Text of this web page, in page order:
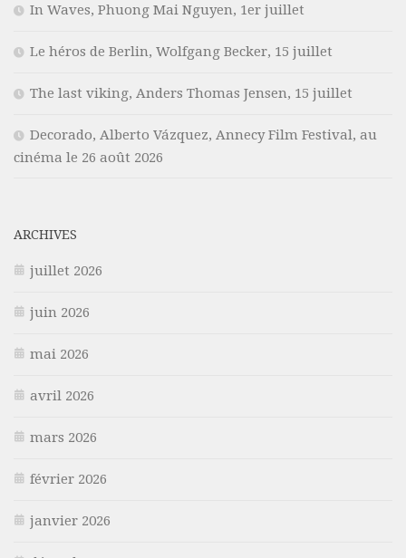
In Waves, Phuong Mai Nguyen, 1er juillet
Le héros de Berlin, Wolfgang Becker, 15 juillet
The last viking, Anders Thomas Jensen, 15 juillet
Decorado, Alberto Vázquez, Annecy Film Festival, au
cinéma le 26 août 2026
ARCHIVES
juillet 2026
juin 2026
mai 2026
avril 2026
mars 2026
février 2026
janvier 2026